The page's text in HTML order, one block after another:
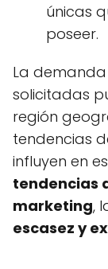
únicas
poseer.
La
solicitadas
región
tendencias
influyen en
tendencias
marketing,
escasez y